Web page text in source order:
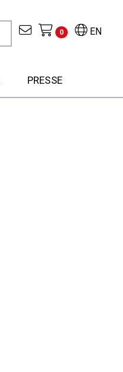
EN
0
PRESSE